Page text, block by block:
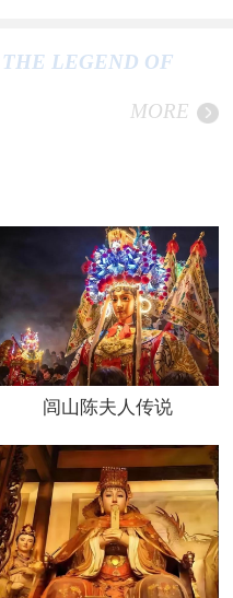
THE LEGEND OF
MORE
闾山陈夫人传说